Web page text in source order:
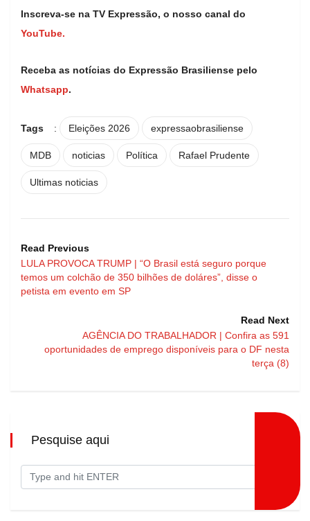
Inscreva-se na TV Expressão, o nosso canal do
YouTube.
Receba as notícias do Expressão Brasiliense pelo
Whatsapp.
Tags : Eleições 2026 expressaobrasiliense
MDB noticias Política Rafael Prudente
Ultimas noticias
Read Previous
LULA PROVOCA TRUMP | “O Brasil está seguro porque
temos um colchão de 350 bilhões de doláres”, disse o
petista em evento em SP
Read Next
AGÊNCIA DO TRABALHADOR | Confira as 591
oportunidades de emprego disponíveis para o DF nesta
terça (8)
Pesquise aqui